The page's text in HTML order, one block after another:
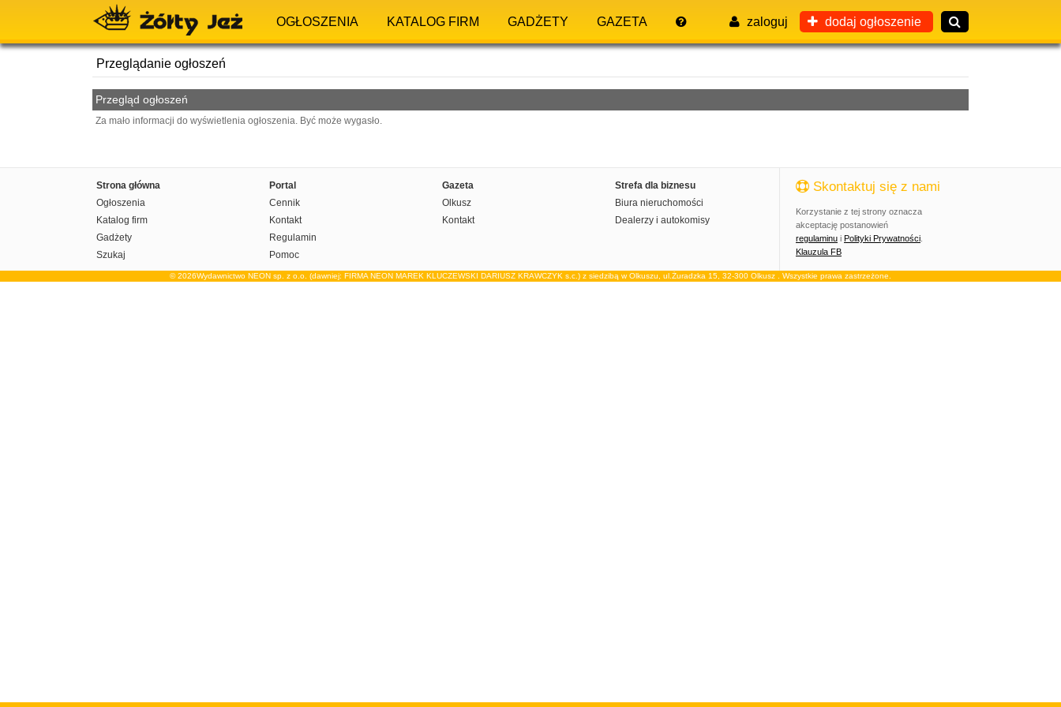
OGŁOSZENIA KATALOG FIRM GADŻETY GAZETA zaloguj dodaj ogłoszenie
Przeglądanie ogłoszeń
Przegląd ogłoszeń
Za mało informacji do wyświetlenia ogłoszenia. Być może wygasło.
Strona główna
Ogłoszenia
Katalog firm
Gadżety
Szukaj
Portal
Cennik
Kontakt
Regulamin
Pomoc
Gazeta
Olkusz
Kontakt
Strefa dla biznesu
Biura nieruchomości
Dealerzy i autokomisy
Skontaktuj się z nami
Korzystanie z tej strony oznacza
akceptację postanowień
regulaminu i Polityki Prywatności
Klauzula FB
© 2026Wydawnictwo NEON sp. z o.o. (dawniej: FIRMA NEON MAREK KLUCZEWSKI DARIUSZ KRAWCZYK s.c.) z siedzibą w Olkuszu, ul.Żuradzka 15, 32-300 Olkusz . Wszystkie prawa zastrzeżone.